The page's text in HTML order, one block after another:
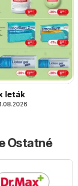
leták
Ostatné